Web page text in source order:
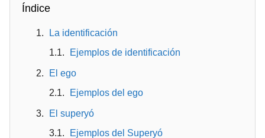
Índice
La identificación
Ejemplos de identificación
El ego
Ejemplos del ego
El superyó
Ejemplos del Superyó